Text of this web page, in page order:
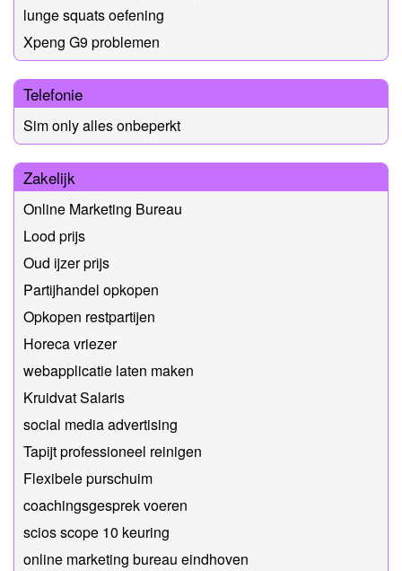
lunge squats oefening
Xpeng G9 problemen
Telefonie
Sim only alles onbeperkt
Zakelijk
Online Marketing Bureau
Lood prijs
Oud ijzer prijs
Partijhandel opkopen
Opkopen restpartijen
Horeca vriezer
webapplicatie laten maken
Kruidvat Salaris
social media advertising
Tapijt professioneel reinigen
Flexibele purschuim
coachingsgesprek voeren
scios scope 10 keuring
online marketing bureau eindhoven